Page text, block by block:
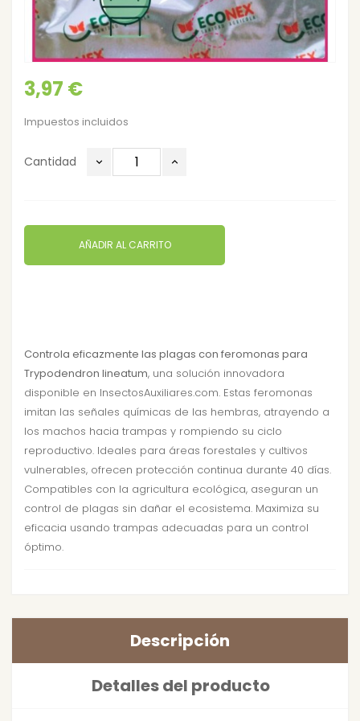
3,97 €
Impuestos incluidos
Cantidad
AÑADIR AL CARRITO
Controla eficazmente las plagas con feromonas para
Trypodendron lineatum, una solución innovadora
disponible en InsectosAuxiliares.com. Estas feromonas
imitan las señales químicas de las hembras, atrayendo a
los machos hacia trampas y rompiendo su ciclo
reproductivo. Ideales para áreas forestales y cultivos
vulnerables, ofrecen protección continua durante 40 días.
Compatibles con la agricultura ecológica, aseguran un
control de plagas sin dañar el ecosistema. Maximiza su
eficacia usando trampas adecuadas para un control
óptimo.
Descripción
Detalles del producto